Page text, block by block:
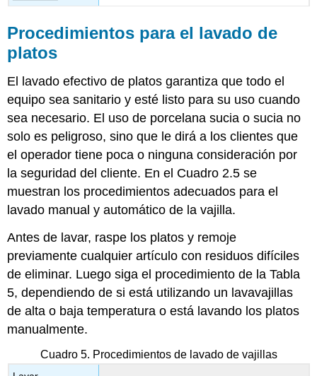
Procedimientos para el lavado de
platos
El lavado efectivo de platos garantiza que todo el
equipo sea sanitario y esté listo para su uso cuando
sea necesario. El uso de porcelana sucia o sucia no
solo es peligroso, sino que le dirá a los clientes que
el operador tiene poca o ninguna consideración por
la seguridad del cliente. En el Cuadro 2.5 se
muestran los procedimientos adecuados para el
lavado manual y automático de la vajilla.
Antes de lavar, raspe los platos y remoje
previamente cualquier artículo con residuos difíciles
de eliminar. Luego siga el procedimiento de la Tabla
5, dependiendo de si está utilizando un lavavajillas
de alta o baja temperatura o está lavando los platos
manualmente.
Cuadro 5. Procedimientos de lavado de vajillas